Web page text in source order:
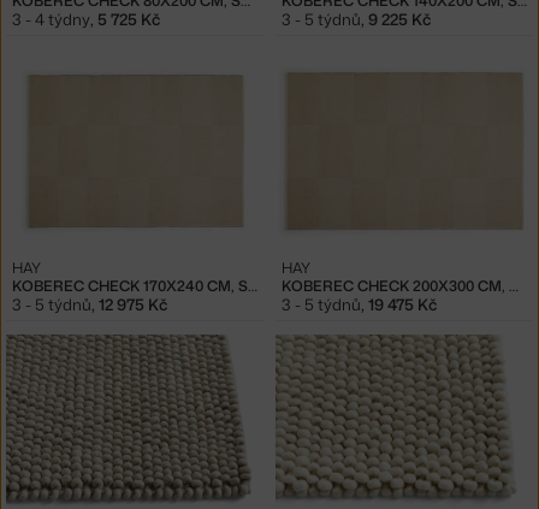
3 - 4 týdny, 5 725 Kč 3 - 5 týdnů, 9 225 Kč
KOBEREC CHECK 170X240 CM, SAND
HAY
3 - 5 týdnů, 12 975 Kč
KOBEREC CHECK 200X300 CM, SAND
HAY
3 - 5 týdnů, 19 475 Kč